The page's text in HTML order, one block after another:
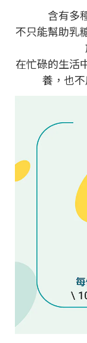
含有多
不只能幫助乳
在忙碌的生活
養，也